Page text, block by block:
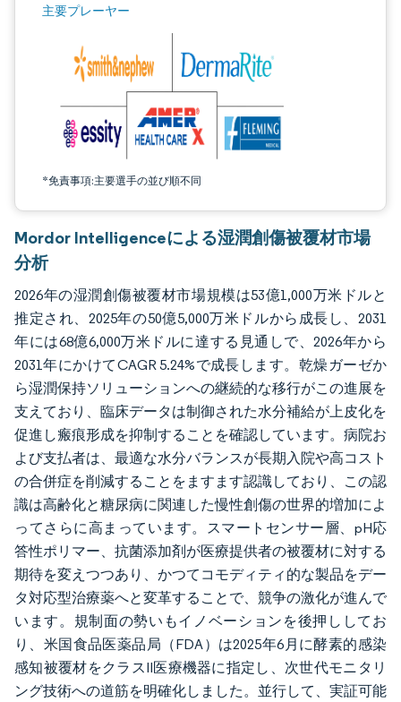
主要プレーヤー
*免責事項:主要選手の並び順不同
画像 © Mordor Intelligence。再利用にはCC BY 4.0の表示が必要です。
Mordor Intelligenceによる湿潤創傷被覆材市場
分析
2026年の湿潤創傷被覆材市場規模は53億1,000万米ドルと
推定され、2025年の50億5,000万米ドルから成長し、2031
年には68億6,000万米ドルに達する見通しで、2026年から
2031年にかけてCAGR 5.24%で成長します。乾燥ガーゼか
ら湿潤保持ソリューションへの継続的な移行がこの進展を
支えており、臨床データは制御された水分補給が上皮化を
促進し瘢痕形成を抑制することを確認しています。病院お
よび支払者は、最適な水分バランスが長期入院や高コスト
の合併症を削減することをますます認識しており、この認
識は高齢化と糖尿病に関連した慢性創傷の世界的増加によ
ってさらに高まっています。スマートセンサー層、pH応
答性ポリマー、抗菌添加剤が医療提供者の被覆材に対する
期待を変えつつあり、かつてコモディティ的な製品をデー
タ対応型治療薬へと変革することで、競争の激化が進んで
います。規制面の勢いもイノベーションを後押ししてお
り、米国食品医薬品局（FDA）は2025年6月に酵素的感染
感知被覆材をクラスII医療機器に指定し、次世代モニタリ
ング技術への道筋を明確化しました。並行して、実証可能